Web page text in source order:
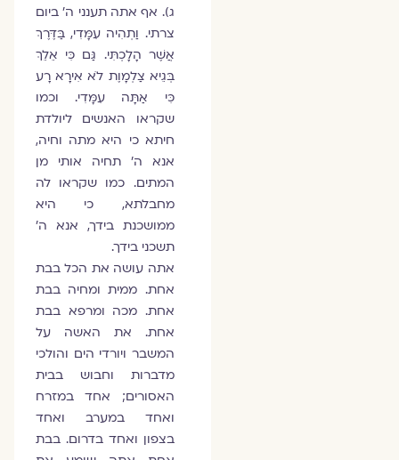
ג). אף אתה תענני ה' ביום
צרתי. וַתְהִיה עִמָּדִי, בַּדֶּרֶךְ
אֲשֶׁר הָלָכְתִּי. גַּם כִּי אֵלֵךְ
בְּגֵיא צַלְמָוֶת לֹא אִירָא רָע
כִּי אַתָּה עִמָּדִי. וכמו
שקראו האנשים ליולדת
חיתא כי היא מתה וחיה,
אנא ה' תחיה אותי מן
המתים. כמו שקראו לה
מחבלתא, כי היא
ממושכנת בידך, אנא ה'
תשכני בידך.
אתה עושה את הכל בבת
אחת. ממית ומחיה בבת
אחת. מכה ומרפא בבת
אחת. את האשה על
המשבר ויורדי הים והולכי
מדברות וחבוש בבית
האסורים; אחד במזרח
ואחד במערב ואחד
בצפון ואחד בדרום. בבת